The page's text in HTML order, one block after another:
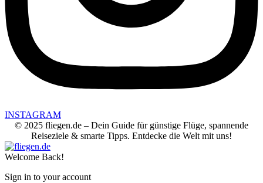
INSTAGRAM
© 2025 fliegen.de – Dein Guide für günstige Flüge, spannende
Reiseziele & smarte Tipps. Entdecke die Welt mit uns!
Welcome Back!
Sign in to your account